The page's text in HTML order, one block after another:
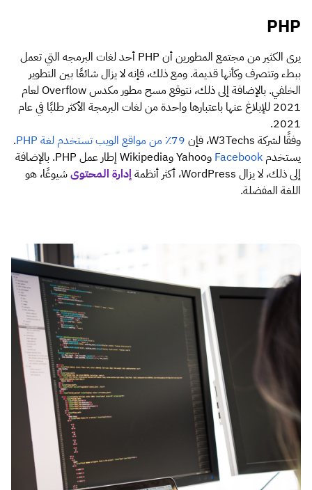
PHP
يرى الكثير من مجتمع المطورين أن PHP أحد لغات البرمجه التي تعمل
ببطء وتتصرف وكأنها قديمة. ومع ذلك، فإنه لا يزال شائعًا بين التطوير
الخلفي. بالإضافة إلى ذلك، نتوقع مسح مطور مكدس Overflow لعام
2021 للإبلاغ عنها باعتبارها واحدة من لغات البرمجة الأكثر طلبًا في عام
2021.
وفقًا لشركة W3Techs، فإن
79٪ من مواقع الويب تستخدم لغة PHP
.
يستخدم Facebook
وYahoo وWikipedia إطار عمل PHP. بالإضافة
إلى ذلك، لا يزال WordPress، أكثر أنظمة
إدارة المحتوىشيوعًا، هو
اللغة المفضلة.